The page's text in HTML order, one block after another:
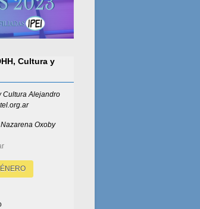
Cultura y
Cultura Alejandro
Nazarena Oxoby